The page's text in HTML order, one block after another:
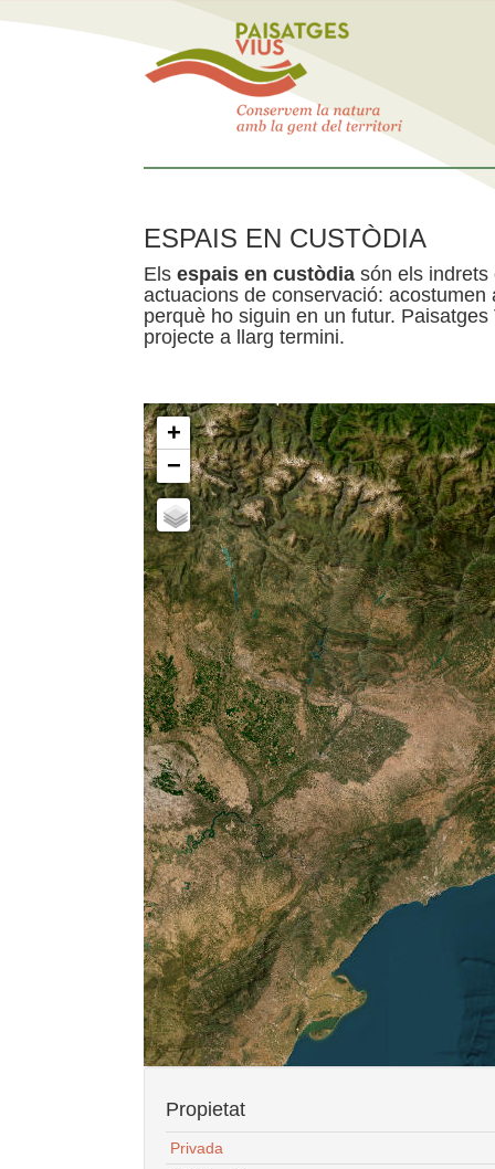
ESPAIS EN CUSTÒDIA
Els espais en custòdia són els indrets
actuacions de conservació:
perquè ho siguin en un futur.
projecte a llarg termini.
+
−
Propietat
Privada